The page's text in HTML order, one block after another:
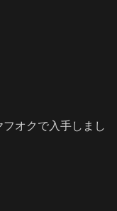
オクで入手しまし